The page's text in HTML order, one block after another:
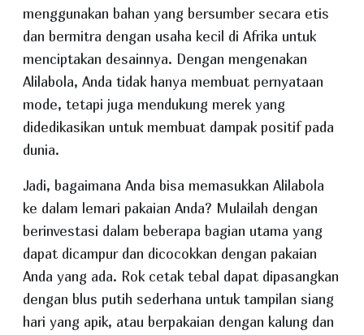
menggunakan bahan yang bersumber secara etis
dan bermitra dengan usaha kecil di Afrika untuk
menciptakan desainnya. Dengan mengenakan
Alilabola, Anda tidak hanya membuat pernyataan
mode, tetapi juga mendukung merek yang
didedikasikan untuk membuat dampak positif pada
dunia.
Jadi, bagaimana Anda bisa memasukkan Alilabola
ke dalam lemari pakaian Anda? Mulailah dengan
berinvestasi dalam beberapa bagian utama yang
dapat dicampur dan dicocokkan dengan pakaian
Anda yang ada. Rok cetak tebal dapat dipasangkan
dengan blus putih sederhana untuk tampilan siang
hari yang apik, atau berpakaian dengan kalung dan